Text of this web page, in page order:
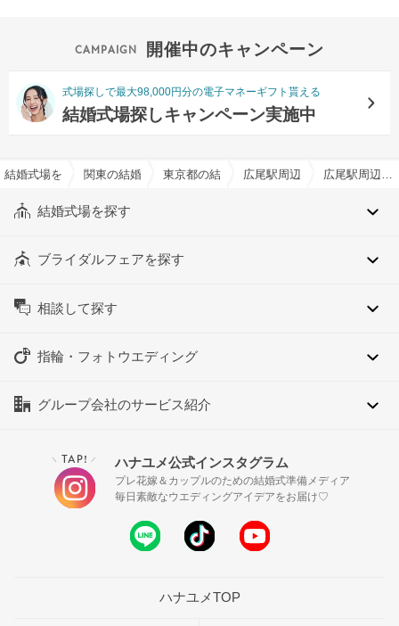
開催中のキャンペーン
式場探しで最大98,000円分の電子マネーギフト貰える
結婚式場探しキャンペーン実施中
結婚式場を探すならハナユメ
関東の結婚式場東京都の結婚式場広尾駅周辺の結婚式場
結婚式場を探す
ブライダルフェアを探す
相談して探す
指輪・フォトウエディング
グループ会社のサービス紹介
＼ TAP! ／ ハナユメ公式インスタグラム
プレ花嫁＆カップルのための結婚式準備メディア
毎日素敵なウエディングアイデアをお届け♡
ハナユメTOP